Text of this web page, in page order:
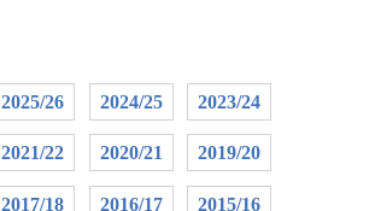
2025/26 2024/25 2023/24
2021/22 2020/21 2019/20
2017/18 2016/17 2015/16